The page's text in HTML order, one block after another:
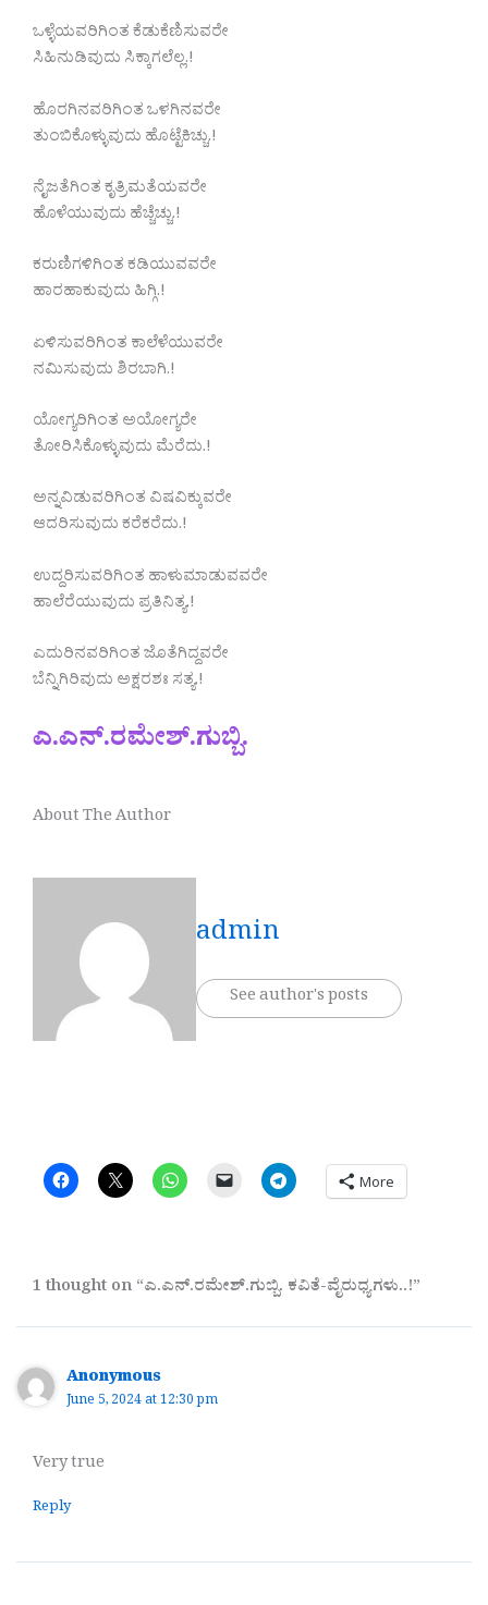
ಒಳ್ಳೆಯವರಿಗಿಂತ ಕೆಡುಕೆಣಿಸುವರೇ
ಸಿಹಿನುಡಿವುದು ಸಿಕ್ಕಾಗಲೆಲ್ಲ.!
ಹೊರಗಿನವರಿಗಿಂತ ಒಳಗಿನವರೇ
ತುಂಬಿಕೊಳ್ಳುವುದು ಹೊಟ್ಟೆಕಿಚ್ಚು.!
ನೈಜತೆಗಿಂತ ಕೃತ್ರಿಮತೆಯವರೇ
ಹೊಳೆಯುವುದು ಹೆಚ್ಚೆಚ್ಚು.!
ಕರುಣಿಗಳಿಗಿಂತ ಕಡಿಯುವವರೇ
ಹಾರಹಾಕುವುದು ಹಿಗ್ಗಿ.!
ಏಳಿಸುವರಿಗಿಂತ ಕಾಲೆಳೆಯುವರೇ
ನಮಿಸುವುದು ಶಿರಬಾಗಿ.!
ಯೋಗ್ಯರಿಗಿಂತ ಅಯೋಗ್ಯರೇ
ತೋರಿಸಿಕೊಳ್ಳುವುದು ಮೆರೆದು.!
ಅನ್ನವಿಡುವರಿಗಿಂತ ವಿಷವಿಕ್ಕುವರೇ
ಆದರಿಸುವುದು ಕರೆಕರೆದು.!
ಉದ್ದರಿಸುವರಿಗಿಂತ ಹಾಳುಮಾಡುವವರೇ
ಹಾಲೆರೆಯುವುದು ಪ್ರತಿನಿತ್ಯ.!
ಎದುರಿನವರಿಗಿಂತ ಜೊತೆಗಿದ್ದವರೇ
ಬೆನ್ನಿಗಿರಿವುದು ಅಕ್ಷರಶಃ ಸತ್ಯ.!
ಎ.ಎನ್.ರಮೇಶ್.ಗುಬ್ಬಿ.
About The Author
admin
See author's posts
More
1 thought on “ಎ.ಎನ್.ರಮೇಶ್.ಗುಬ್ಬಿ. ಕವಿತೆ-ವೈರುಧ್ಯಗಳು..!”
Anonymous
June 5, 2024 at 12:30 pm
Very true
Reply